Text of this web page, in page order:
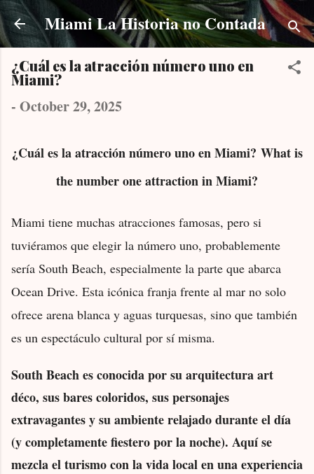
Skip to main content
Miami La Historia no Contada
¿Cuál es la atracción número uno en
Miami?
- October 29, 2025
¿Cuál es la atracción número uno en Miami? What is
the number one attraction in Miami?
Miami tiene muchas atracciones famosas, pero si
tuviéramos que elegir la número uno, probablemente
sería South Beach, especialmente la parte que abarca
Ocean Drive. Esta icónica franja frente al mar no solo
ofrece arena blanca y aguas turquesas, sino que también
es un espectáculo cultural por sí misma.
South Beach es conocida por su arquitectura art
déco, sus bares coloridos, sus personajes
extravagantes y su ambiente relajado durante el día
(y completamente fiestero por la noche). Aquí se
mezcla el turismo con la vida local en una experiencia